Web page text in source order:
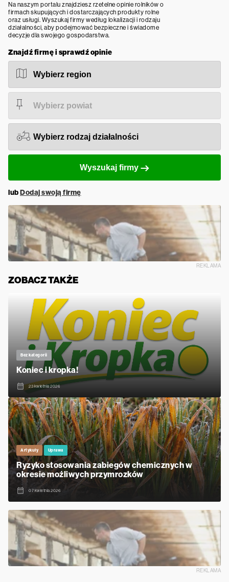
Na naszym portalu znajdziesz rzetelne opinie rolników o
firmach skupujących i dostarczających produkty rolne
oraz usługi. Wyszukaj firmy według lokalizacji i rodzaju
działalności, aby podejmować bezpieczne i świadome
decyzje dla swojego gospodarstwa.
Znajdź firmę i sprawdź opinie
Wyszukaj firmy
lubDodaj swoją firmę
REKLAMA
ZOBACZ TAKŻE
Bez kategorii
Koniec i kropka!
23 kwietnia 2026
Artykuły Uprawa
Ryzyko stosowania zabiegów chemicznych w
okresie możliwych przymrozków
07 kwietnia 2026
REKLAMA